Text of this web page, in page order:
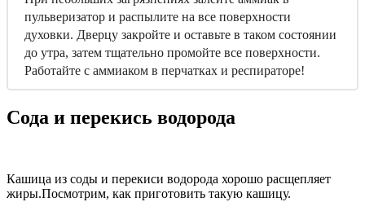
пульверизатор и распылите на все поверхности
духовки. Дверцу закройте и оставьте в таком состоянии
до утра, затем тщательно промойте все поверхности.
Работайте с аммиаком в перчатках и респираторе!
Сода и перекись водорода
Кашица из соды и перекиси водорода хорошо расщепляет
жиры.Посмотрим, как приготовить такую кашицу.